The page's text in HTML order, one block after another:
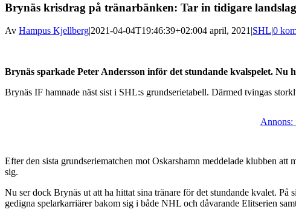
Brynäs krisdrag på tränarbänken: Tar in tidigare
Av Hampus Kjellberg|2021-04-04T19:46:39+02:004 april, 2021|SHL|0
Brynäs sparkade Peter Andersson inför det stundande kvalspelet.
Brynäs IF hamnade näst sist i SHL:s grundserietabell. Därmed tvingas
Efter den sista grundseriematchen mot Oskarshamn meddelade klubben
sig.
Nu ser dock Brynäs ut att ha hittat sina tränare för det stundande kvalet. På
gedigna spelarkarriärer bakom sig i både NHL och dåvarande Elitserien